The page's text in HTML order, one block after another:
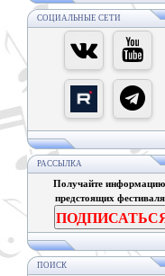
СОЦИАЛЬНЫЕ СЕТИ
РАССЫЛКА
Получайте
предстоящих
ПОИСК